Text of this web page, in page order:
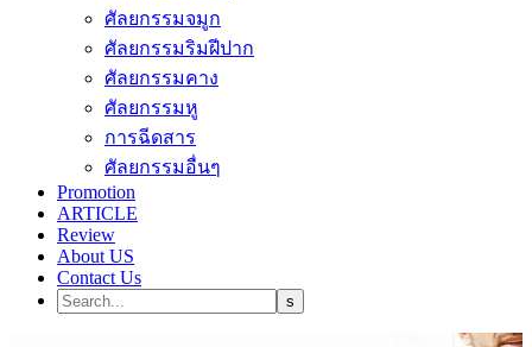
ศัลยกรรมจมูก
ศัลยกรรมริมฝีปาก
ศัลยกรรมคาง
ศัลยกรรมหู
การฉีดสาร
ศัลยกรรมอื่นๆ
Promotion
ARTICLE
Review
About US
Contact Us